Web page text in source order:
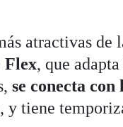
atractivas de
Flex, que
se conecta con
y tiene